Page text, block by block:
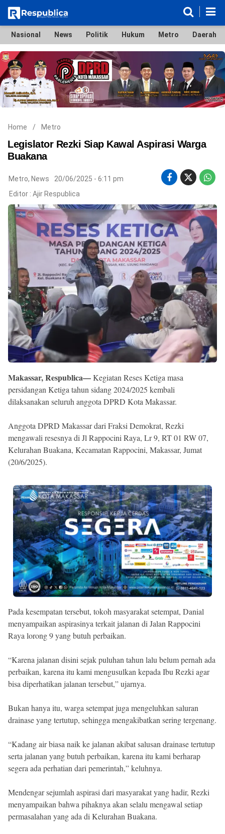
Nasional
News
Politik
Hukum
Metro
Daerah
Ekonomi & Bisnis
Lifestyle
Otomotif
Bola & Sport
Edukasi
Tokoh
Hiburan
©
Copyright
2026
Respublica
.
All
Right
Reserved
Nasional News Politik Hukum Metro Daerah
Home / Metro
Legislator Rezki Siap Kawal Aspirasi Warga
Buakana
Metro, News
20/06/2025 - 6:11 pm
Editor : Ajir Respublica
Makassar, Respublica—Kegiatan Reses Ketiga masa
persidangan Ketiga tahun sidang 2024/2025 kembali
dilaksanakan seluruh anggota DPRD Kota Makassar.
Anggota DPRD Makassar dari Fraksi Demokrat, Rezki
mengawali resesnya di Jl Rappocini Raya, Lr 9, RT 01 RW 07,
Kelurahan Buakana, Kecamatan Rappocini, Makassar, Jumat
(20/6/2025).
Pada kesempatan tersebut, tokoh masyarakat setempat, Danial
menyampaikan aspirasinya terkait jalanan di Jalan Rappocini
Raya lorong 9 yang butuh perbaikan.
“Karena jalanan disini sejak puluhan tahun lalu belum pernah ada
perbaikan, karena itu kami mengusulkan kepada Ibu Rezki agar
bisa diperhatikan jalanan tersebut,” ujarnya.
Bukan hanya itu, warga setempat juga mengeluhkan saluran
drainase yang tertutup, sehingga mengakibatkan sering tergenang.
“Kadang air biasa naik ke jalanan akibat salusan drainase tertutup
serta jalanan yang butuh perbaikan, karena itu kami berharap
segera ada perhatian dari pemerintah,” keluhnya.
Mendengar sejumlah aspirasi dari masyarakat yang hadir, Rezki
menyampaikan bahwa pihaknya akan selalu mengawal setiap
permasalahan yang ada di Kelurahan Buakana.